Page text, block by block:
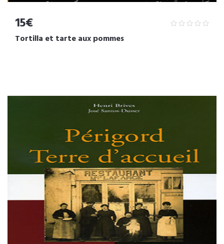
15€
Tortilla et tarte aux pommes